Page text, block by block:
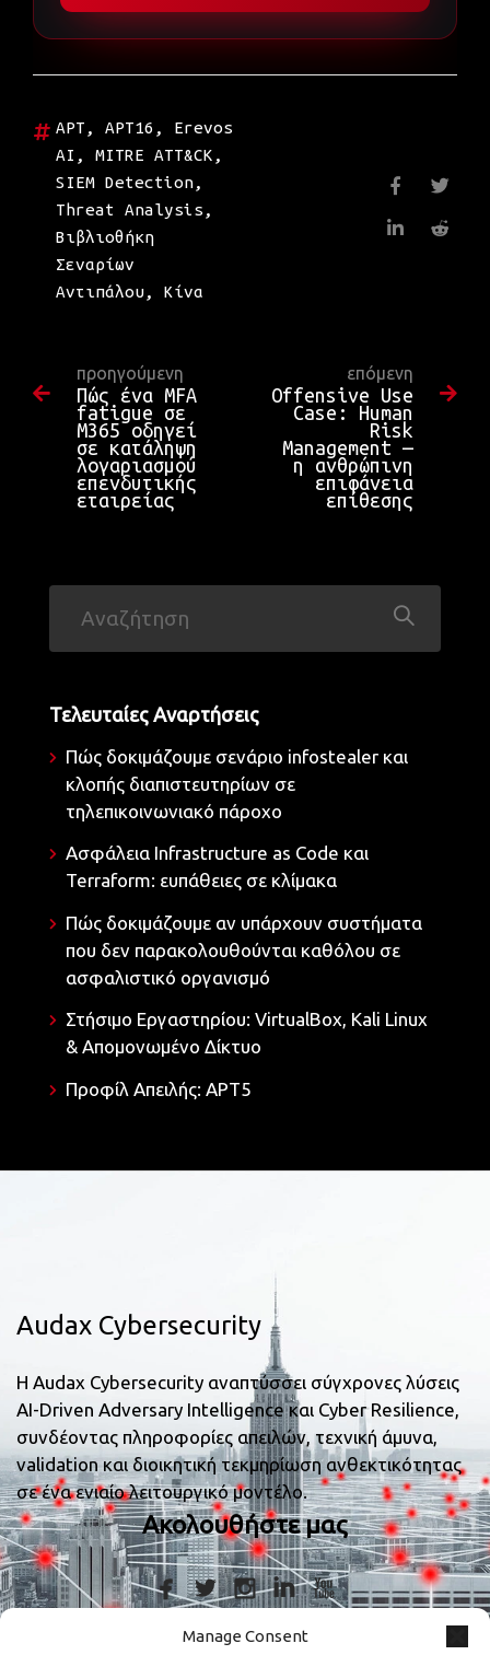
Manage Consent
APT , APT16 , Erevos
AI , MITRE ATT&CK ,
SIEM Detection,
Threat Analysis ,
Βιβλιοθήκη
Σεναρίων
Αντιπάλου, Κίνα
προηγούμενη
Πώς ένα MFA
fatigue σε
M365 οδηγεί
σε κατάληψη
λογαριασμού
επενδυτικής
εταιρείας
επόμενη
Offensive Use
Case: Human
Risk
Management —
η ανθρώπινη
επιφάνεια
επίθεσης
Τελευταίες Αναρτήσεις
Πώς δοκιμάζουμε σενάριο infostealer και
κλοπής διαπιστευτηρίων σε
τηλεπικοινωνιακό πάροχο
Ασφάλεια Infrastructure as Code και
Terraform: ευπάθειες σε κλίμακα
Πώς δοκιμάζουμε αν υπάρχουν συστήματα
που δεν παρακολουθούνται καθόλου σε
ασφαλιστικό οργανισμό
Στήσιμο Εργαστηρίου: VirtualBox, Kali Linux
& Απομονωμένο Δίκτυο
Προφίλ Απειλής: APT5
Audax Cybersecurity
Η Audax Cybersecurity αναπτύσσει σύγχρονες λύσεις
AI-Driven Adversary Intelligence και Cyber Resilience,
συνδέοντας πληροφορίες απειλών, τεχνική άμυνα,
validation και διοικητική τεκμηρίωση ανθεκτικότητας
σε ένα ενιαίο λειτουργικό μοντέλο.
Ακολουθήστε μας